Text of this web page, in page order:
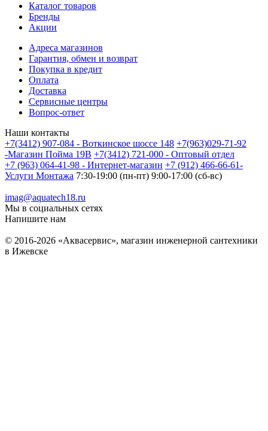
Каталог товаров
Бренды
Акции
Адреса магазинов
Гарантия, обмен и возврат
Покупка в кредит
Оплата
Доставка
Сервисные центры
Вопрос-ответ
Наши контакты
+7(3412) 907-084 - Воткинское шоссе 148 +7(963)029-71-92
-Магазин Пойма 19В +7(3412) 721-000 - Оптовый отдел
+7 (963) 064-41-98 - Интернет-магазин +7 (912) 466-66-61-
Услуги Монтажа 7:30-19:00 (пн-пт) 9:00-17:00 (сб-вс)
imag@aquatech18.ru
Мы в социальных сетях
Напишите нам
© 2016-2026 «Аквасервис», магазин инженерной сантехники
в Ижевске